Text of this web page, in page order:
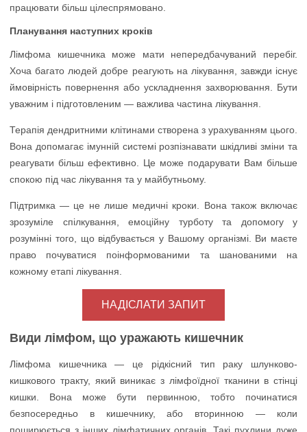
працювати більш цілеспрямовано.
Планування наступних кроків
Лімфома кишечника може мати непередбачуваний перебіг.
Хоча багато людей добре реагують на лікування, завжди існує
ймовірність повернення або ускладнення захворювання. Бути
уважним і підготовленим — важлива частина лікування.
Терапія дендритними клітинами створена з урахуванням цього.
Вона допомагає імунній системі розпізнавати шкідливі зміни та
реагувати більш ефективно. Це може подарувати Вам більше
спокою під час лікування та у майбутньому.
Підтримка — це не лише медичні кроки. Вона також включає
зрозуміле спілкування, емоційну турботу та допомогу у
розумінні того, що відбувається у Вашому організмі. Ви маєте
право почуватися поінформованими та шанованими на
кожному етапі лікування.
НАДІСЛАТИ ЗАПИТ
Види лімфом, що уражають кишечник
Лімфома кишечника — це рідкісний тип раку шлунково-
кишкового тракту, який виникає з лімфоїдної тканини в стінці
кишки. Вона може бути первинною, тобто починатися
безпосередньо в кишечнику, або вторинною — коли